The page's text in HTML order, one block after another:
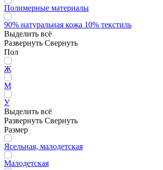
Полимерные материалы
90% натуральная кожа 10% текстиль
Выделить всё
Развернуть Свернуть
Пол
Ж
М
У
Выделить всё
Развернуть Свернуть
Размер
Ясельная, малодетская
Малодетская